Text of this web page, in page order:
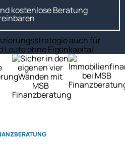
kostenlose Beratung